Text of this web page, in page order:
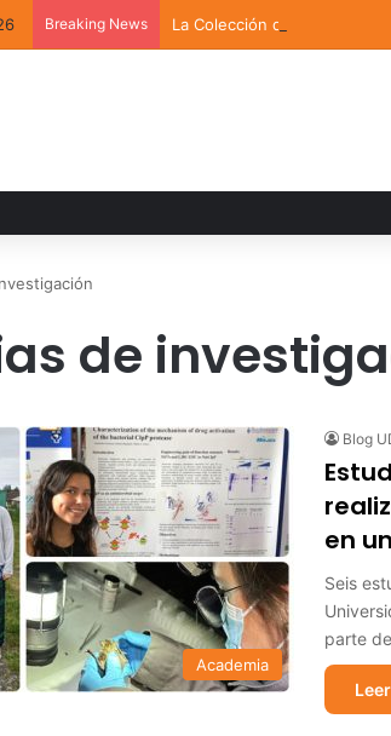
Breaking News La Colección de Arte
de
Academia
Blog
en
Seis
parte